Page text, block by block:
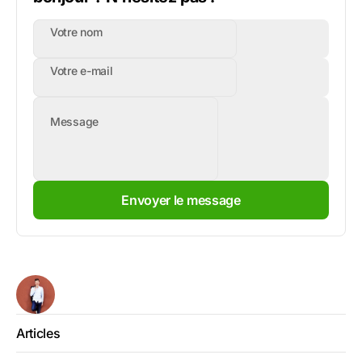
Votre nom
Votre e-mail
Envoyer le message
Articles